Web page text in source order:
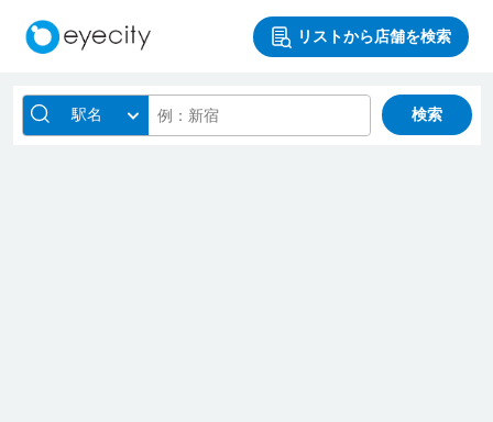
リストから店舗を検索
駅名 検索